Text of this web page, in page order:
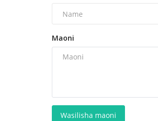
Maoni
Wasilisha maoni